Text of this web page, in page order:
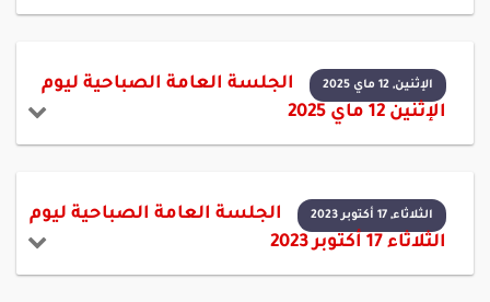
الإثنين, 12 ماي 2025
الجلسة العامة الصباحية ليوم
الإثنين 12 ماي 2025
الثلاثاء, 17 أكتوبر 2023
الجلسة العامة الصباحية ليوم
الثلاثاء 17 أكتوبر 2023